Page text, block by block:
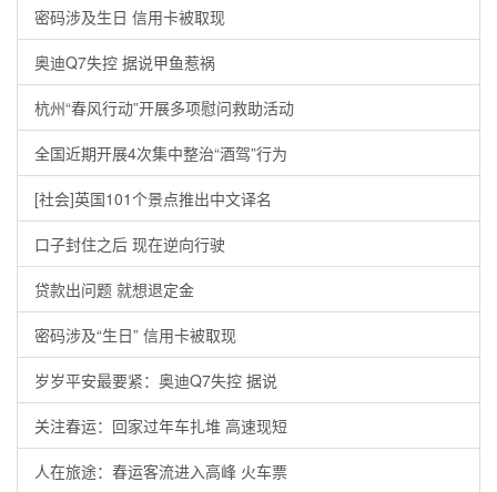
密码涉及生日 信用卡被取现
奥迪Q7失控 据说甲鱼惹祸
杭州“春风行动”开展多项慰问救助活动
全国近期开展4次集中整治“酒驾”行为
[社会]英国101个景点推出中文译名
口子封住之后 现在逆向行驶
贷款出问题 就想退定金
密码涉及“生日” 信用卡被取现
岁岁平安最要紧：奥迪Q7失控 据说
关注春运：回家过年车扎堆 高速现短
人在旅途：春运客流进入高峰 火车票